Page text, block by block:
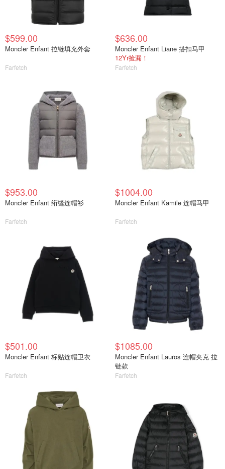
$599.00
Moncler Enfant 拉链填充外套
Farfetch
$636.00
Moncler Enfant Liane 搭扣马甲
12Yr捡漏！
Farfetch
$953.00
Moncler Enfant 绗缝连帽衫
Farfetch
$1004.00
Moncler Enfant Kamile 连帽马甲
Farfetch
$501.00
Moncler Enfant 标贴连帽卫衣
Farfetch
$1085.00
Moncler Enfant Lauros 连帽夹克 拉
链款
Farfetch